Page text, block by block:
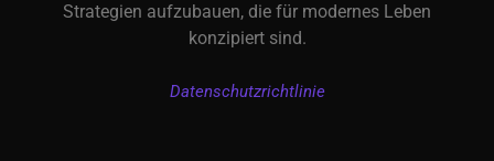
Strategien aufzubauen, die für modernes Leben
konzipiert sind.
Datenschutzrichtlinie